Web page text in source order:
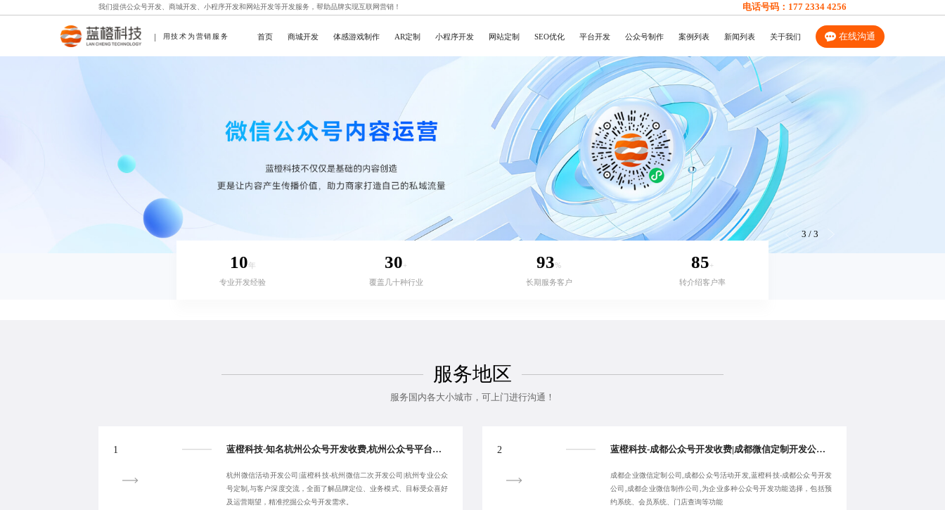
我们提供公众号开发 商城开发 小程序开发和网站开发等开发服务，帮助品牌实现互联网营销！ 电话号码： 177 2334 4256
用技术为营销服务 首页 商城开发 体感游戏制作 AR定制 小程序开发 网站定制 SEO优化 平台开发 公众号制作 案例列表 新闻列表 关于我们 在线沟通
3 / 3
10年
专业开发经验
30+
覆盖几十种行业
93%
长期服务客户
85+
转介绍客户率
服务地区
服务国内各大小城市，可上门进行沟通！
1 蓝橙科技-知名杭州公众号开发收费,杭州公众号平台开发,杭州微信活动开发公司,杭州微信二次开发公司-提供专属服务
杭州微信活动开发公司|蓝橙科技-杭州微信二次开发公司|杭州专业公众
号定制,与客户深度交流，全面了解品牌定位、业务模式、目标受众喜好
及运营期望，精准挖掘公众号开发需求。
2 蓝橙科技-成都公众号开发收费|成都微信定制开发公司|优质成都企业微信定制公司-专注定制
成都企业微信定制公司,成都公众号活动开发,蓝橙科技-成都公众号开发
公司,成都企业微信制作公司,为企业多种公众号开发功能选择，包括预
约系统、会员系统、门店查询等功能